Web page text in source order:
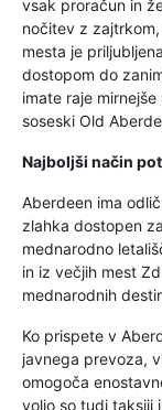
vsak proračun in
nočitev z
mesta je
dostopom do
imate raje
soseski Old
Najboljši način
Aberdeen ima
zlahka dostopen
mednarodno
in iz večjih mest
mednarodnih
Ko prispete v
javnega prevoza,
omogoča
voljo so tudi taksiji